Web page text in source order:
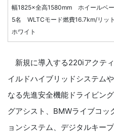
幅1825×全高1580mm ホイール
5名 WLTCモード燃費16.7km/リッ
ホワイト
新規に導入する220iアクテ
イルドハイブリッドシステム
なる先進安全機能ドライビン
グアシスト、BMWライブコッ
ョンシステム、デジタルキー